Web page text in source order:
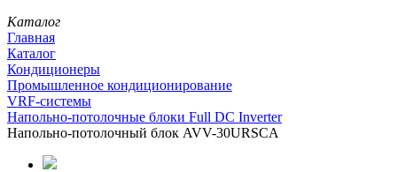
Каталог
Главная
Каталог
Кондиционеры
Промышленное кондиционирование
VRF-системы
Напольно-потолочные блоки Full DC Inverter
Напольно-потолочный блок AVV-30URSCA